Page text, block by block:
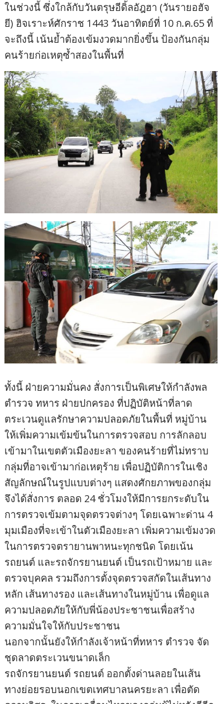
ในช่วงนี้ ซึ่งใกล้กับวันตรุษอีดิ้ลอัฎฮา (วันรายอฮัจ
ยี) ฮิจเราะห์ศักราช 1443 วันอาทิตย์ที่ 10 ก.ค.65 ที่
จะถึงนี้ เน้นย้ำต้องเข้มงวดมากยิ่งขึ้น ป้องกันกลุ่ม
คนร้ายก่อเหตุซ้ำสองในพื้นที่
ทั้งนี้ ฝ่ายความมั่นคง สั่งการเป็นพิเศษให้กำลังพล
ตำรวจ ทหาร ฝ่ายปกครอง ที่ปฏิบัติหน้าที่ลาด
ตระเวนดูแลรักษาความปลอดภัยในพื้นที่ หมู่บ้าน
ให้เพิ่มความเข้มข้นในการตรวจสอบ การลักลอบ
เข้ามาในเขตตัวเมืองยะลา ของคนร้ายที่ไม่ทราบ
กลุ่มที่อาจเข้ามาก่อเหตุร้าย เพื่อปฏิบัติการในเชิง
สัญลักษณ์ในรูปแบบต่างๆ แสดงศักยภาพของกลุ่ม
จึงได้สั่งการ ตลอด 24 ชั่วโมงให้มีการยกระดับใน
การตรวจเข้มตามจุดตรวจต่างๆ โดยเฉพาะด่าน 4
มุมเมืองที่จะเข้าในตัวเมืองยะลา เพิ่มความเข้มงวด
ในการตรวจตรายานพาหนะทุกชนิด โดยเน้น
รถยนต์ และรถจักรยานยนต์ เป็นรถเป้าหมาย และ
ตรวจบุคคล รวมถึงการตั้งจุดตรวจสกัดในเส้นทาง
หลัก เส้นทางรอง และเส้นทางในหมู่บ้าน เพื่อดูแล
ความปลอดภัยให้กับพี่น้องประชาชนเพื่อสร้าง
ความมั่นใจให้กับประชาชน
นอกจากนั้นยังให้กำลังเจ้าหน้าที่ทหาร ตำรวจ จัด
ชุดลาดตระเวนขนาดเล็ก
รถจักรยานยนต์ รถยนต์ ออกตั้งด่านลอยในเส้น
ทางย่อยรอบนอกเขตเทศบาลนครยะลา เพื่อตัด